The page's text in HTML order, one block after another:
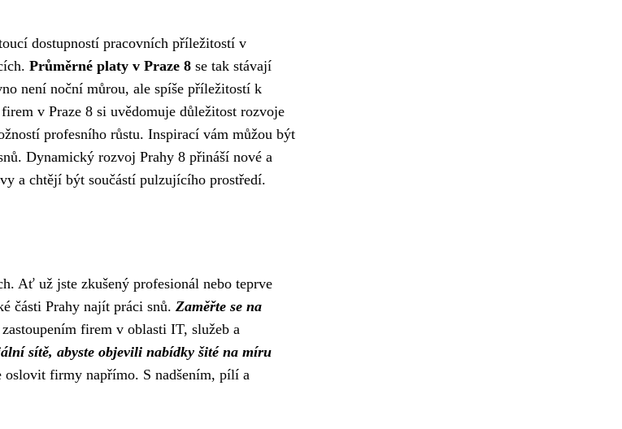
dostupností pracovních příležitostí v
Průměrné platy v Praze 8 se tak stávají
není noční můrou, ale spíše příležitostí k
v Praze 8 si uvědomuje důležitost rozvoje
profesního růstu. Inspirací vám můžou být
Dynamický rozvoj Prahy 8 přináší nové a
a chtějí být součástí pulzujícího prostředí.
Ať už jste zkušený profesionál nebo teprve
části Prahy najít práci snů. Zaměřte se na
firem v oblasti IT, služeb a
sítě, abyste objevili nabídky šité na míru
oslovit firmy napřímo. S nadšením, pílí a